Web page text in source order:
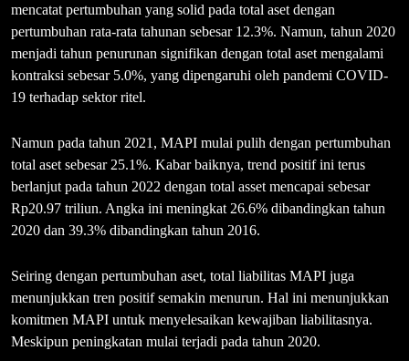
mencatat pertumbuhan yang solid pada total aset dengan
pertumbuhan rata-rata tahunan sebesar 12.3%. Namun, tahun 2020
menjadi tahun penurunan signifikan dengan total aset mengalami
kontraksi sebesar 5.0%, yang dipengaruhi oleh pandemi COVID-
19 terhadap sektor ritel.
Namun pada tahun 2021, MAPI mulai pulih dengan pertumbuhan
total aset sebesar 25.1%. Kabar baiknya, trend positif ini terus
berlanjut pada tahun 2022 dengan total asset mencapai sebesar
Rp20.97 triliun. Angka ini meningkat 26.6% dibandingkan tahun
2020 dan 39.3% dibandingkan tahun 2016.
Seiring dengan pertumbuhan aset, total liabilitas MAPI juga
menunjukkan tren positif semakin menurun. Hal ini menunjukkan
komitmen MAPI untuk menyelesaikan kewajiban liabilitasnya.
Meskipun peningkatan mulai terjadi pada tahun 2020.